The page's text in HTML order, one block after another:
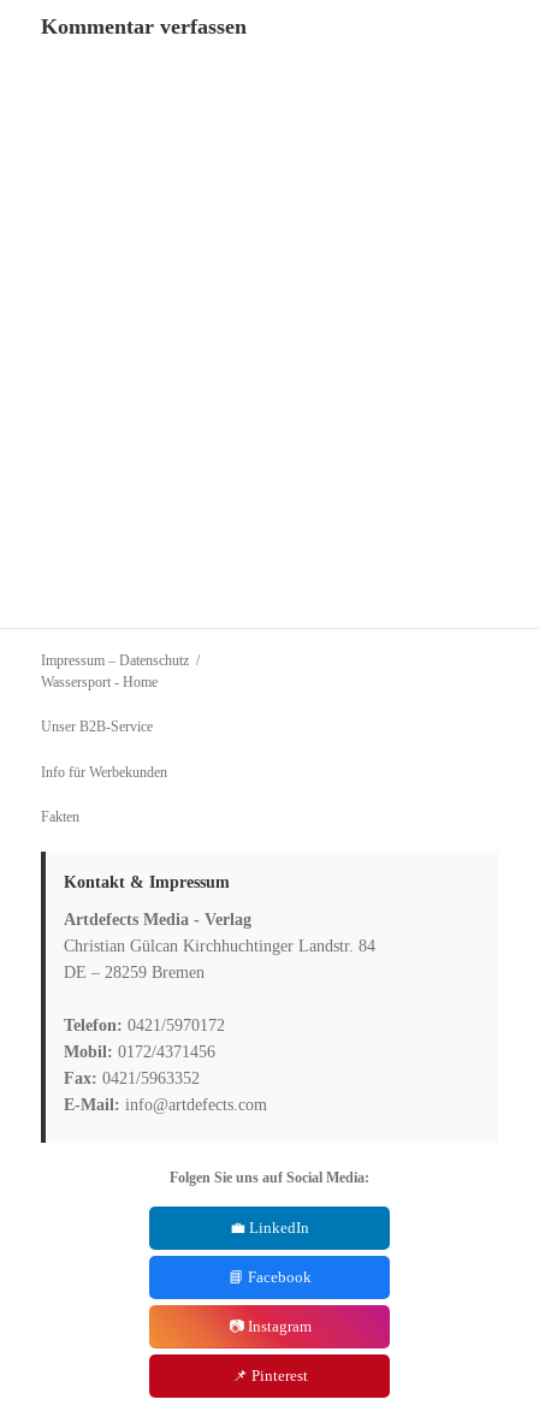
Kommentar verfassen
Impressum – Datenschutz
Wassersport - Home
Unser B2B-Service
Info für Werbekunden
Fakten
Kontakt & Impressum
Artdefects Media - Verlag
Christian Gülcan Kirchhuchtinger Landstr. 84
DE – 28259 Bremen
Telefon: 0421/5970172
Mobil: 0172/4371456
Fax: 0421/5963352
E-Mail: info@artdefects.com
Folgen Sie uns auf Social Media:
💼 LinkedIn
📘 Facebook
📷 Instagram
📌 Pinterest